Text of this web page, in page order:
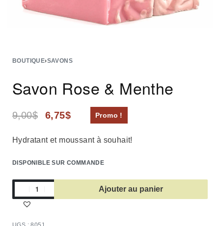
BOUTIQUE›SAVONS
Savon Rose & Menthe
9,00$ 6,75$ Promo !
Hydratant et moussant à souhait!
DISPONIBLE SUR COMMANDE
Ajouter au panier